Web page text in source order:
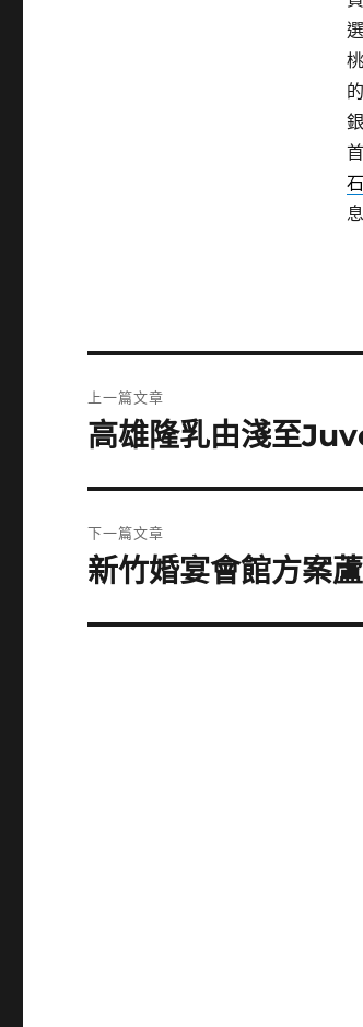
章
上一篇文章
上
篇
文
章:
高雄隆乳由淺至
下一篇文章
下
篇
新竹婚宴會館方案